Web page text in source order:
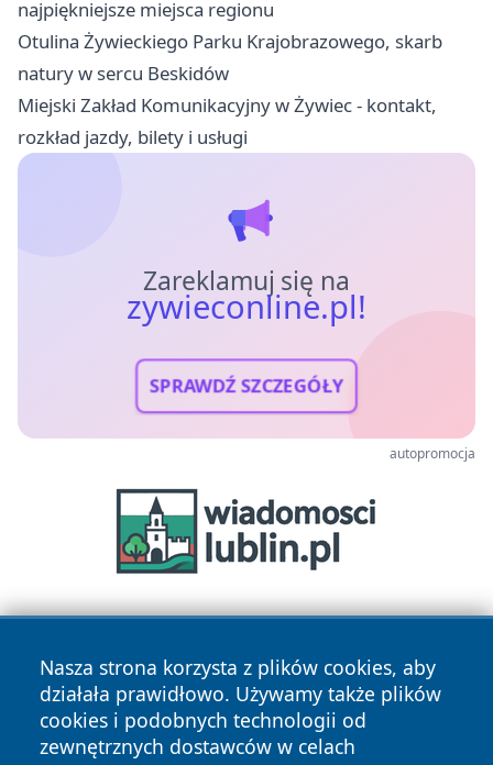
najpiękniejsze miejsca regionu
Otulina Żywieckiego Parku Krajobrazowego, skarb
natury w sercu Beskidów
Miejski Zakład Komunikacyjny w Żywiec - kontakt,
rozkład jazdy, bilety i usługi
Zareklamuj się na
zywieconline.pl!
SPRAWDŹ SZCZEGÓŁY
autopromocja
Nasza strona korzysta z plików cookies, aby
działała prawidłowo. Używamy także plików
cookies i podobnych technologii od
zewnętrznych dostawców w celach
Copyright © 2026 zywieconline.pl Wszystkie prawa